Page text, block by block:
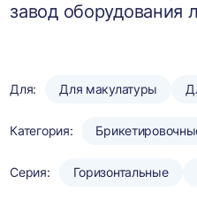
завод оборудования
Для: Для макулатуры
Категория:
Серия: Горизонтальные